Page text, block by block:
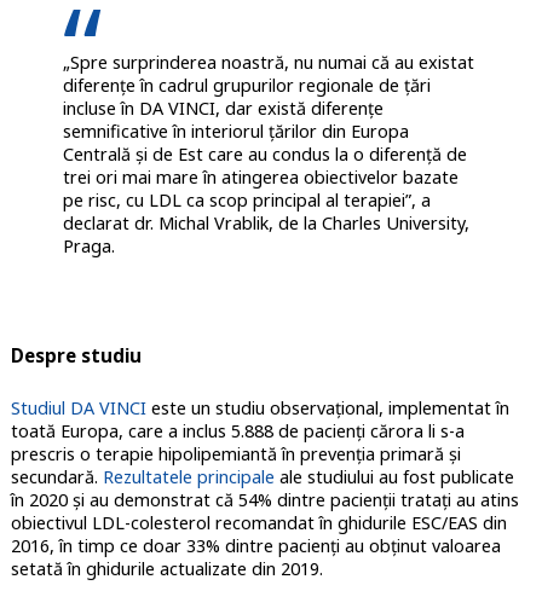
„Spre surprinderea noastră, nu numai că au existat
diferențe în cadrul grupurilor regionale de țări
incluse în DA VINCI, dar există diferențe
semnificative în interiorul țărilor din Europa
Centrală și de Est care au condus la o diferență de
trei ori mai mare în atingerea obiectivelor bazate
pe risc, cu LDL ca scop principal al terapiei”, a
declarat dr. Michal Vrablik, de la Charles University,
Praga.
Despre studiu
Studiul DA VINCIeste un studiu observațional, implementat în
toată Europa, care a inclus 5.888 de pacienți cărora li s-a
prescris o terapie hipolipemiantă în prevenția primară și
secundară. Rezultatele principale ale studiului au fost publicate
în 2020 și au demonstrat că 54% dintre pacienții tratați au atins
obiectivul LDL-colesterol recomandat în ghidurile ESC/EAS din
2016, în timp ce doar 33% dintre pacienți au obținut valoarea
setată în ghidurile actualizate din 2019.